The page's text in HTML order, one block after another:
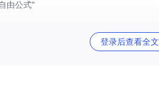
由公式"
登录后查看全文